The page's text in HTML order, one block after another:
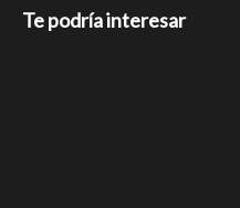
Te podría interesar